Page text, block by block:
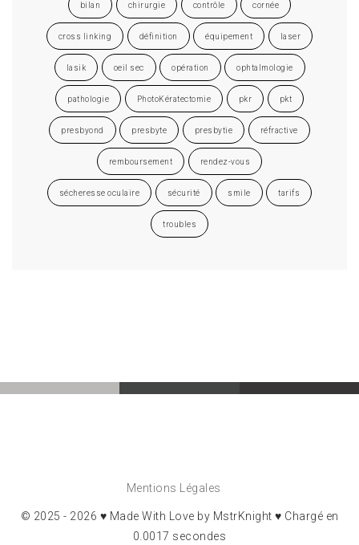
bilan chirurgie contrôle cornée
cross linking définition équipement laser
lasik oeil sec opération ophtalmologie
pathologie PhotoKératectomie pkr pkt
presbyond presbyte presbytie réfractive
remboursement rendez-vous
sécheresse oculaire sécurité smile tarifs
troubles
Mentions Légales
© 2025 - 2026 ♥ Made With Love by MstrKnight ♥ Chargé en
0.0017 secondes